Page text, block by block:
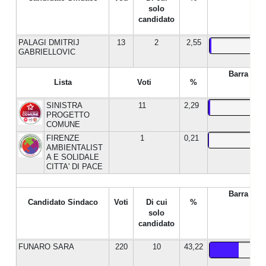
solo
candidato
PALAGI DMITRIJ
GABRIELLOVIC
13 2 2,55
Lista Voti %
Barra %
SINISTRA
PROGETTO
COMUNE
11 2,29
FIRENZE
AMBIENTALIST
A E SOLIDALE
CITTA' DI PACE
1 0,21
Candidato Sindaco Voti
Di cui
solo
candidato
%
Barra %
FUNARO SARA 220 10 43,22